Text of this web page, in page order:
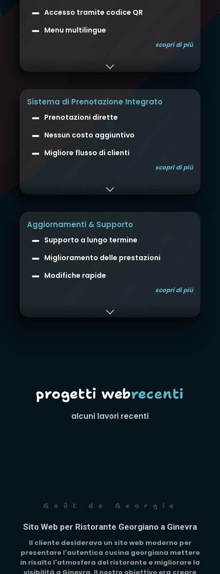
Accesso tramite codice QR
Menu multilingue
scopri di più
Sistema di Prenotazione Integrato
Prenotazioni dirette
Nessun costo aggiuntivo
Migliore flusso di clienti
scopri di più
Aggiornamenti & Supporto
Supporto a lungo termine
Miglioramento delle prestazioni
Modifiche rapide
scopri di più
progetti webrecenti
alcuni lavori recenti
Goût de Georgie
Sito Web per Ristorante Georgiano a Ginevra
Il cliente desiderava un sito web moderno per
presentare l'autentica cucina georgiana mettere
in risalto l'atmosfera del ristorante e migliorare la